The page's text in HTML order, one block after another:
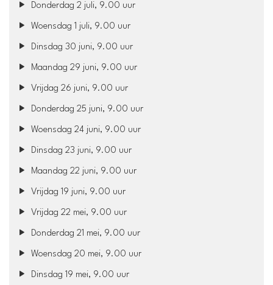
Donderdag 2 juli, 9.00 uur
Woensdag 1 juli, 9.00 uur
Dinsdag 30 juni, 9.00 uur
Maandag 29 juni, 9.00 uur
Vrijdag 26 juni, 9.00 uur
Donderdag 25 juni, 9.00 uur
Woensdag 24 juni, 9.00 uur
Dinsdag 23 juni, 9.00 uur
Maandag 22 juni, 9.00 uur
Vrijdag 19 juni, 9.00 uur
Vrijdag 22 mei, 9.00 uur
Donderdag 21 mei, 9.00 uur
Woensdag 20 mei, 9.00 uur
Dinsdag 19 mei, 9.00 uur